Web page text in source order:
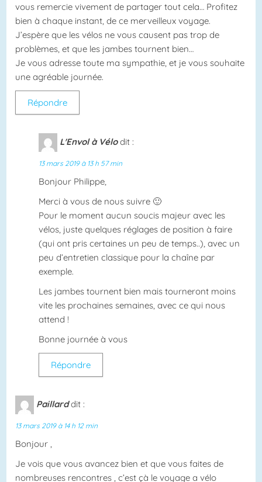
vous remercie vivement de partager tout cela… Profitez
bien à chaque instant, de ce merveilleux voyage.
J’espère que les vélos ne vous causent pas trop de
problèmes, et que les jambes tournent bien…
Je vous adresse toute ma sympathie, et je vous souhaite
une agréable journée.
Répondre
L'Envol à Vélo dit :
13 mars 2019 à 13 h 57 min
Bonjour Philippe,
Merci à vous de nous suivre 🙂
Pour le moment aucun soucis majeur avec les
vélos, juste quelques réglages de position à faire
(qui ont pris certaines un peu de temps..), avec un
peu d’entretien classique pour la chaîne par
exemple.
Les jambes tournent bien mais tourneront moins
vite les prochaines semaines, avec ce qui nous
attend !
Bonne journée à vous
Répondre
Paillard dit :
13 mars 2019 à 14 h 12 min
Bonjour ,
Je vois que vous avancez bien et que vous faites de
nombreuses rencontres , c’est çà le voyage a vélo